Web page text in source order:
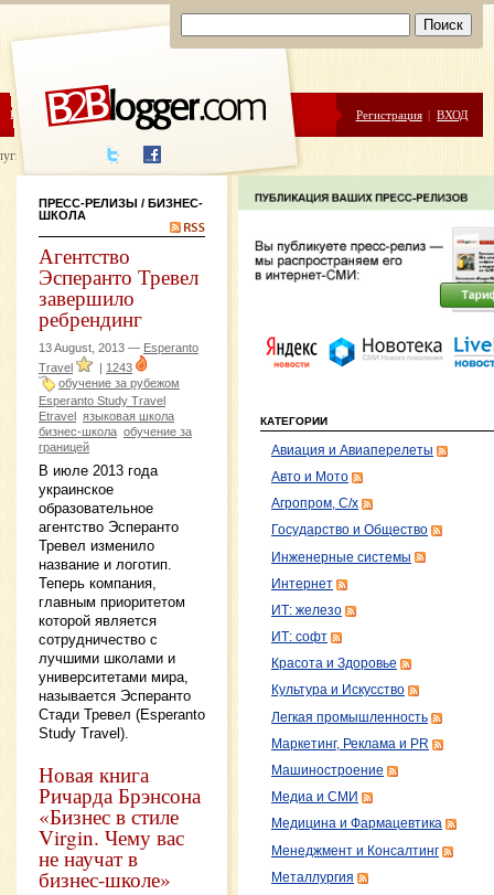
ЦЕНЫ ПОМОЩЬ Регистрация | ВХОД
написания
ПРЕСС-РЕЛИЗЫ / БИЗНЕС-
ШКОЛА
Агентство
Эсперанто Тревел
завершило
ребрендинг
13 August, 2013 — Esperanto
Travel
| 1243
обучение за рубежом
Esperanto Study Travel
Etravel языковая школа
бизнес-школа обучение за
границей
В июле 2013 года
украинское
образовательное
агентство Эсперанто
Тревел изменило
название и логотип.
Теперь компания,
главным приоритетом
которой является
сотрудничество с
лучшими школами и
университетами мира,
называется Эсперанто
Стади Тревел (Esperanto
Study Travel).
Новая книга
Ричарда Брэнсона
«Бизнес в стиле
Virgin. Чему вас
не научат в
бизнес-школе»
КАТЕГОРИИ
Авиация и Авиаперелеты
Авто и Мото
Агропром, С/х
Государство и Общество
Инженерные системы
Интернет
ИТ: железо
ИТ: софт
Красота и Здоровье
Культура и Искусство
Легкая промышленность
Маркетинг, Реклама и PR
Машиностроение
Медиа и СМИ
Медицина и Фармацевтика
Менеджмент и Консалтинг
Металлургия